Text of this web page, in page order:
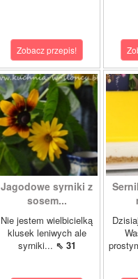
Zobacz przepis!
Jagodowe syrniki z
sosem...
Nie jestem wielbicielką
klusek leniwych ale
syrniki... ⇖ 31